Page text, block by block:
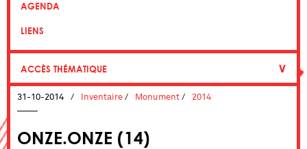
AGENDA
LIENS
ACCÈS THÉMATIQUE ∨
31-10-2014 / Inventaire / Monument / 2014
ONZE.ONZE (14)